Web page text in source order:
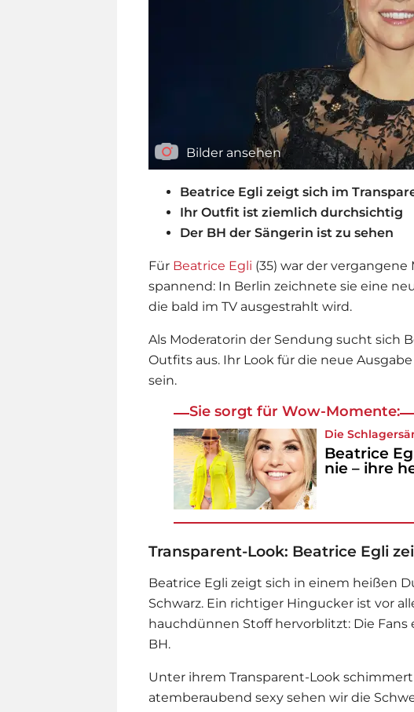
Bilder ansehen
Beatrice Egli zeigt sich im
Ihr Outfit ist ziemlich durchsichtig
Der BH der Sängerin ist zu sehen
Für Beatrice Egli (35) war der
spannend: In Berlin zeichnete sie eine
die bald im TV ausgestrahlt wird.
Als Moderatorin der Sendung sucht sich
Outfits aus. Ihr Look für die neue
sein.
Sie sorgt für Wow-Momente:
DieSchlager
Beatrice
nie – ihre
Transparent-Look: Beatrice Egli
Beatrice Egli zeigt sich in einem heißen
Schwarz. Ein richtiger Hingucker ist vor
hauchdünnen Stoff hervorblitzt: Die
BH.
Unter ihrem Transparent-Look
atemberaubend sexy sehen wir die